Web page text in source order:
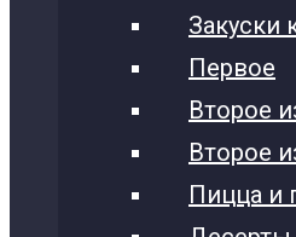
Закуски
Первое
Второе
Второе
Пицца и